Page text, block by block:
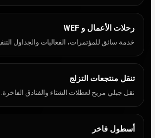
رحلات الأعمال و WEF
خدمة سائق للمؤتمرات، الفعاليات والجداول
تنقل منتجعات التزلج
نقل جبلي مريح لعطلات الشتاء والفنادق الفاخرة.
أسطول فاخر